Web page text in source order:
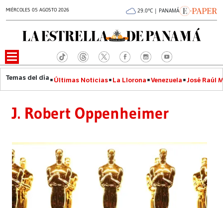
MIÉRCOLES 05 AGOSTO 2026 29.0°C | PANAMÁ
Últimas Noticias La Llorona Venezuela José Raúl
J. Robert Oppenheimer